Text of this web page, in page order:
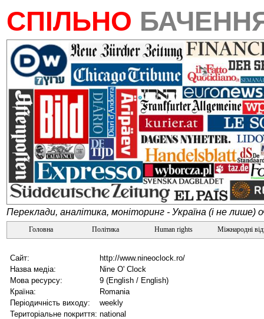
СПІЛЬНО
Переклади, аналітика, моніторинг - Україна (і не лише)
Головна Політика Human rights Міжнародні
Сайт:
http://www.nineoclock.ro/
Назва медіа:
Nine O' Clock
Мова ресурсу:
9 (English / English)
Країна:
Romania
Періодичність виходу:
weekly
Територіальне покриття: national